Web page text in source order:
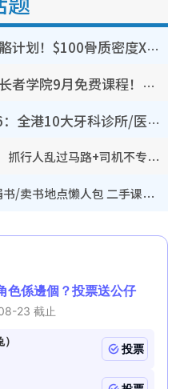
港大推赛马会强化骨骼计划！$100骨质密度X光检查 完成免费运动训练送超市礼券！附参加资格
长者优惠｜都会大学长者学院9月免费课程！多媒体/微电影创作/网络安全 附报名方法教学
洗牙平靓正推荐2026：全港10大牙科诊所/医院懒人包，夜诊至8点/镇静洁牙/医疗券适用
警方即日起全港大执法！抓行人乱过马路+司机不专注驾驶！乱过马路罚$2000
捐书2026︱全港13大捐书/卖书地点懒人包 二手课本最高$150＋旧书换免费咖啡/戏票